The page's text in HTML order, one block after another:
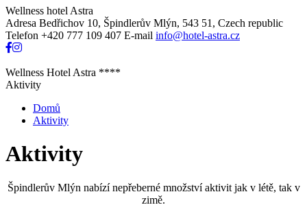
Wellness hotel Astra
Adresa Bedřichov 10, Špindlerův Mlýn, 543 51, Czech republic
Telefon +420 777 109 407 E-mail info@hotel-astra.cz
Wellness Hotel Astra ****
Aktivity
Domů
Aktivity
Aktivity
Špindlerův Mlýn nabízí nepřeberné množství aktivit jak v létě, tak v
zimě.